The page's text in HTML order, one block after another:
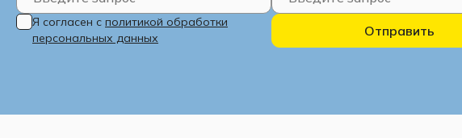
Я согласен с политикой обработки
персональных данных
Отправить